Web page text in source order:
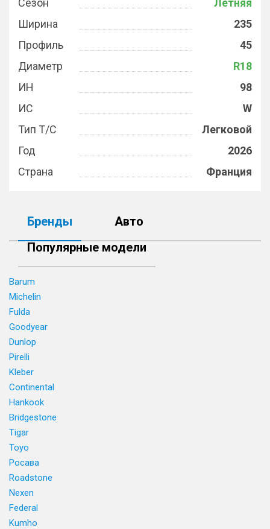
Сезон
Летняя
Ширина
235
Профиль
45
Диаметр
R18
ИН
98
ИС
W
Тип Т/С
Легковой
Год
2026
Страна
Франция
Бренды
Авто
Популярные модели
Barum
Michelin
Fulda
Goodyear
Dunlop
Pirelli
Kleber
Continental
Hankook
Bridgestone
Tigar
Toyo
Росава
Roadstone
Nexen
Federal
Kumho